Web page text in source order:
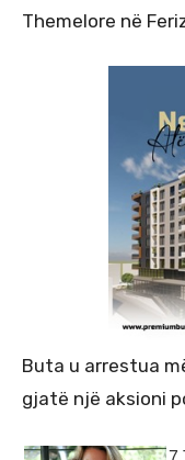
Themelore në
Buta u arrestua
gjatë një aksioni